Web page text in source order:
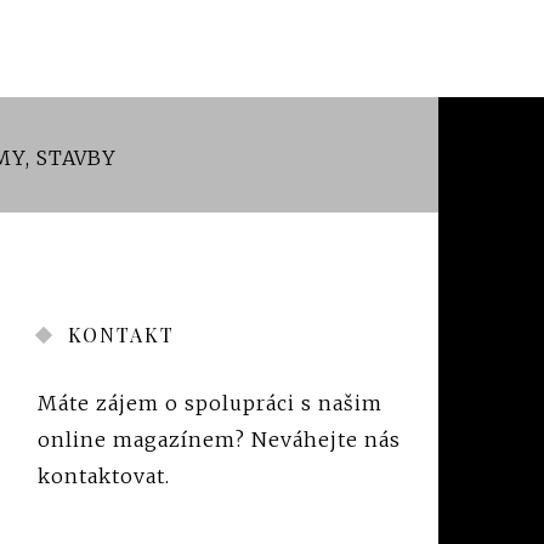
STAVBY
KONTAKT
Máte zájem o spolupráci s našim
online magazínem? Neváhejte nás
kontaktovat.